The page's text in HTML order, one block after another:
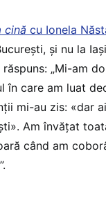
cină cu Ionela
și nu la
„Mi-am
în care am luat
mi-au zis: «dar
Am învățat
când am